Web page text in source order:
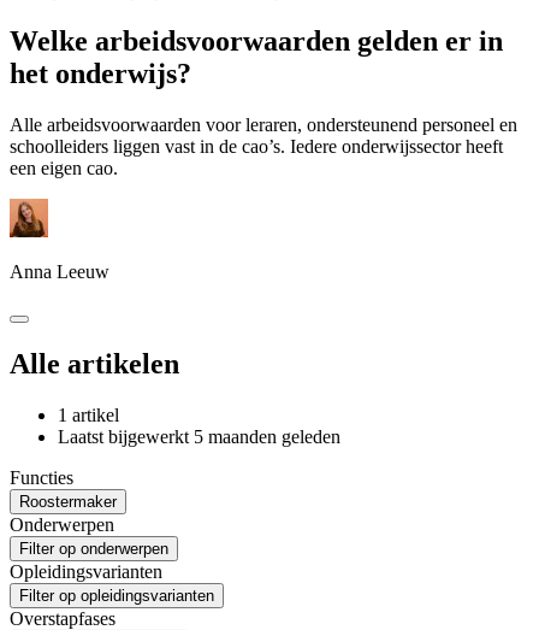
Welke arbeidsvoorwaarden gelden er in
het onderwijs?
Alle arbeidsvoorwaarden voor leraren, ondersteunend personeel en
schoolleiders liggen vast in de cao’s. Iedere onderwijssector heeft
een eigen cao.
Anna Leeuw
Alle artikelen
1 artikel
Laatst bijgewerkt 5 maanden geleden
Functies
Roostermaker
Onderwerpen
Filter op onderwerpen
Opleidingsvarianten
Filter op opleidingsvarianten
Overstapfases